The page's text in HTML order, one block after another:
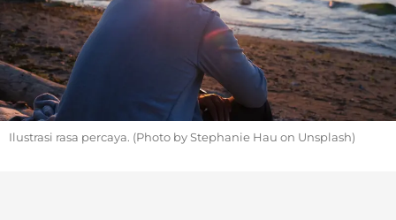
Ilustrasi rasa percaya. (Photo by Stephanie Hau on Unsplash)